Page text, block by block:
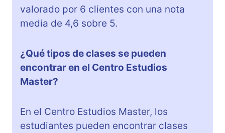
valorado por 6 clientes con una nota
media de 4,6 sobre 5.
¿Qué tipos de clases se pueden
encontrar en el Centro Estudios
Master?
En el Centro Estudios Master, los
estudiantes pueden encontrar clases